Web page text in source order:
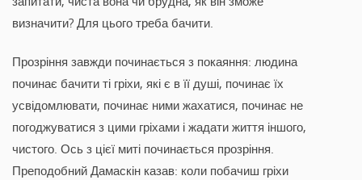
визначити? Для цього треба бачити.
Прозріння завжди починається з покаяння: людина
починає бачити ті гріхи, які є в її душі, починає їх
усвідомлювати, починає ними жахатися, починає не
погоджуватися з цими гріхами і жадати життя іншого,
чистого. Ось з цієї миті починається прозріння.
Преподобний Дамаскін казав: коли побачиш гріхи